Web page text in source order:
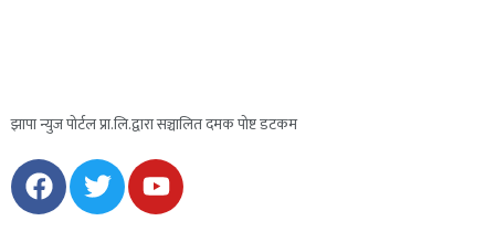
झापा न्युज पोर्टल प्रा.लि.द्वारा सञ्चालित दमक पोष्ट डटकम